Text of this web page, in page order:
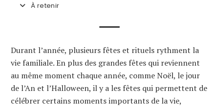
À retenir
Durant l’année, plusieurs fêtes et rituels rythment la
vie familiale. En plus des grandes fêtes qui reviennent
au même moment chaque année, comme Noël, le jour
de l’An et l’Halloween, il y a les fêtes qui permettent de
célébrer certains moments importants de la vie,